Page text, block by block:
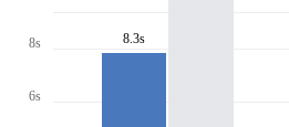
8s
6s
8.3s